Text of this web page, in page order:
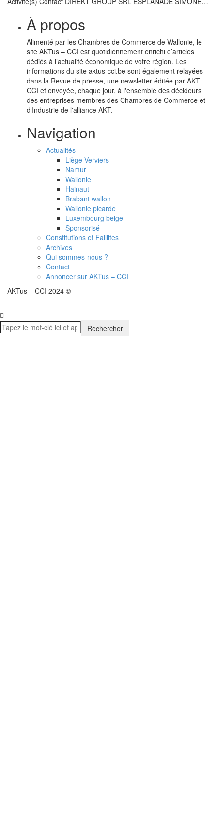
À propos
Alimenté par les Chambres de Commerce de Wallonie, le
site AKTus – CCI est quotidiennement enrichi d’articles
dédiés à l’actualité économique de votre région. Les
informations du site aktus-cci.be sont également relayées
dans la Revue de presse, une newsletter éditée par AKT –
CCI et envoyée, chaque jour, à l'ensemble des décideurs
des entreprises membres des Chambres de Commerce et
d'Industrie de l'alliance AKT.
Navigation
Actualités
Liège-Verviers
Namur
Wallonie
Hainaut
Brabant wallon
Wallonie picarde
Luxembourg belge
Sponsorisé
Constitutions et Faillites
Archives
Qui sommes-nous ?
Contact
Annoncer sur AKTus – CCI
AKTus – CCI 2024 ©